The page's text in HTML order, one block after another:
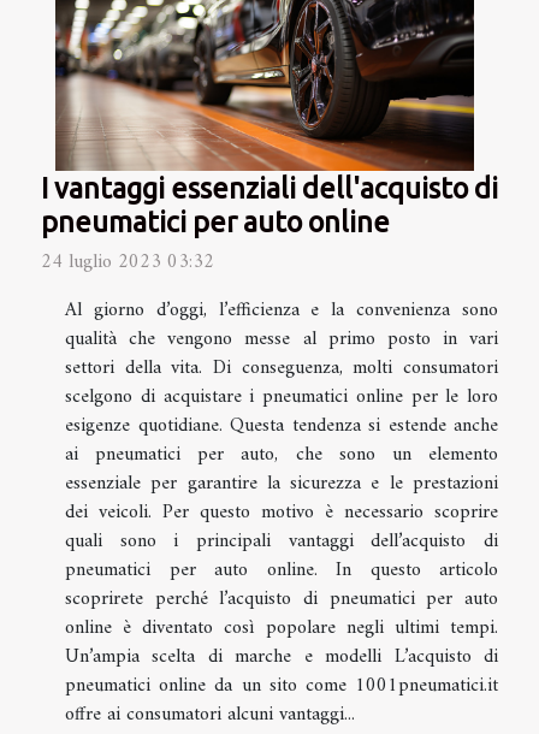
I vantaggi essenziali dell'acquisto di
pneumatici per auto online
24 luglio 2023 03:32
Al giorno d’oggi, l’efficienza e la convenienza sono
qualità che vengono messe al primo posto in vari
settori della vita. Di conseguenza, molti consumatori
scelgono di acquistare i pneumatici online per le loro
esigenze quotidiane. Questa tendenza si estende anche
ai pneumatici per auto, che sono un elemento
essenziale per garantire la sicurezza e le prestazioni
dei veicoli. Per questo motivo è necessario scoprire
quali sono i principali vantaggi dell’acquisto di
pneumatici per auto online. In questo articolo
scoprirete perché l’acquisto di pneumatici per auto
online è diventato così popolare negli ultimi tempi.
Un’ampia scelta di marche e modelli L’acquisto di
pneumatici online da un sito come 1001pneumatici.it
offre ai consumatori alcuni vantaggi...